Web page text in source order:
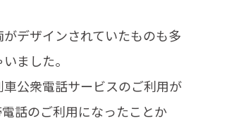
デザインされていたものも多
ました。
公衆電話サービスのご利用が
話のご利用になったことか